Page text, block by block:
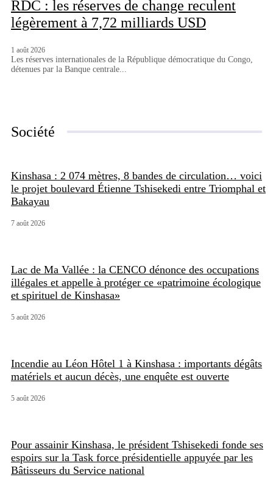
RDC : les réserves de change reculent
légèrement à 7,72 milliards USD
1 août 2026
Les réserves internationales de la République démocratique du Congo,
détenues par la Banque centrale...
Société
Kinshasa : 2 074 mètres, 8 bandes de circulation… voici
le projet boulevard Étienne Tshisekedi entre Triomphal et
Bakayau
7 août 2026
Lac de Ma Vallée : la CENCO dénonce des occupations
illégales et appelle à protéger ce «patrimoine écologique
et spirituel de Kinshasa»
5 août 2026
Incendie au Léon Hôtel 1 à Kinshasa : importants dégâts
matériels et aucun décès, une enquête est ouverte
5 août 2026
Pour assainir Kinshasa, le président Tshisekedi fonde ses
espoirs sur la Task force présidentielle appuyée par les
Bâtisseurs du Service national